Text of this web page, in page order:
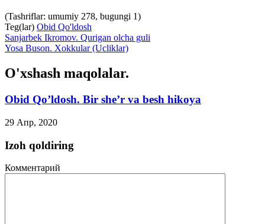
(Tashriflar: umumiy 278, bugungi 1)
Teg(lar) Obid Qo'ldosh
Sanjarbek Ikromov. Qurigan olcha guli
Yosa Buson. Xokkular (Ucliklar)
O'xshash maqolalar.
Obid Qo’ldosh. Bir she’r va besh hikoya
29 Апр, 2020
Izoh qoldiring
Комментарий